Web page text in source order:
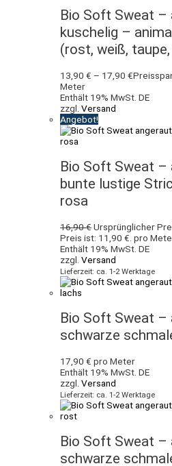
Bio Soft Sweat –
kuschelig –
(rost, weiß,
13,90 € – 17,90 €
Meter
Enthält 19% MwSt. DE
zzgl. Versand
Angebot!
Bio Soft Sweat –
bunte lustige
rosa
16,90€Ursprünglicher
Preis ist: 11,90 €. pro
Enthält 19% MwSt. DE
zzgl. Versand
Lieferzeit: ca. 1-2 Werktage
Bio Soft Sweat –
schwarze
17,90 € pro Meter
Enthält 19% MwSt. DE
zzgl. Versand
Lieferzeit: ca. 1-2 Werktage
Bio Soft Sweat –
schwarze